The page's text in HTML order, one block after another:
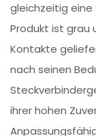
gleichzeitig eine
Produkt ist grau
Kontakte
nach seinen
ihrer hohen